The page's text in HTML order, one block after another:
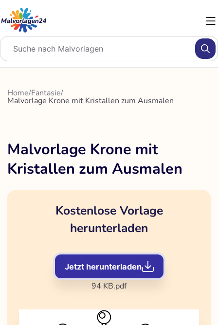
Inhalt
springen
Home/Fantasie/
Malvorlage Krone mit Kristallen zum Ausmalen
Malvorlage Krone mit
Kristallen zum Ausmalen
Kostenlose Vorlage
herunterladen
Jetzt herunterladen
94 KB.pdf